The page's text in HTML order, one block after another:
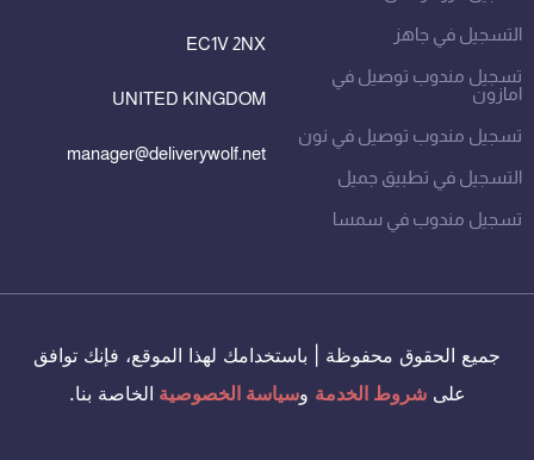
التسجيل في جاهز
تسجيل مندوب توصيل في
امازون
تسجيل مندوب توصيل في نون
التسجيل في تطبيق جميل
تسجيل مندوب في سمسا
EC1V 2NX
UNITED KINGDOM
manager@deliverywolf.net
جميع الحقوق محفوظة | باستخدامك لهذا الموقع، فإنك توافق
علىشروط الخدمة وسياسة الخصوصية الخاصة بنا.